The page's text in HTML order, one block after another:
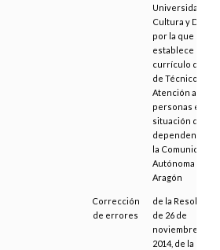
Universidad,
Cultura y
por la que se
establece el
currículo del
de Técnico en
Atención a
personas en
situación de
dependencia
la Comunidad
Autónoma de
Aragón
Corrección
de errores
de la Resolución
de 26 de
noviembre de
2014, de la